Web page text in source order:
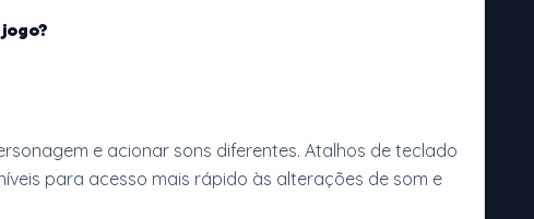
e acionar sons diferentes. Atalhos de teclado
para acesso mais rápido às alterações de som e